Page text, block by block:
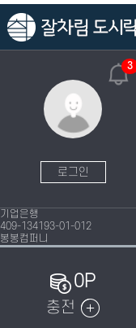
3
로그인
기업은행
409-134193-01-012
봉봉컴퍼니
0P
충전